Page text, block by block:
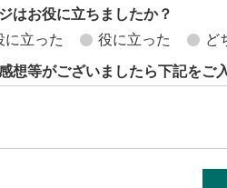
はお役に立ちましたか？
に立った
役に立った ど
想等がございましたら下記をご